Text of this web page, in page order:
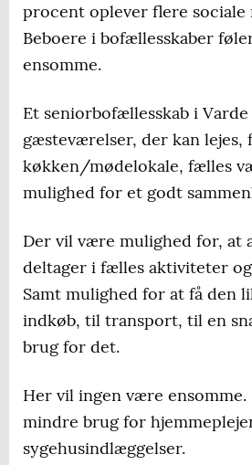
procent oplever flere sociale
Beboere i bofællesskaber
ensomme.
Et seniorbofællesskab i
gæsteværelser, der kan lejes,
køkken/mødelokale, fælles
mulighed for et godt
Der vil være mulighed for, at
deltager i fælles aktiviteter
Samt mulighed for at få den
indkøb, til transport, til en
brug for det.
Her vil ingen være
mindre brug for
sygehusindlæggelser.